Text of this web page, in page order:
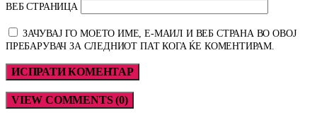
ВЕБ СТРАНИЦА
ЗАЧУВАЈ ГО МОЕТО ИМЕ, Е-МАИЛ И ВЕБ СТРАНА ВО ОВОЈ
ПРЕБАРУВАЧ ЗА СЛЕДНИОТ ПАТ КОГА ЌЕ КОМЕНТИРАМ.
VIEW COMMENTS (0)